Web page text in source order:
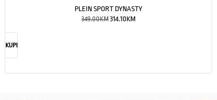
PLEIN SPORT DYNASTY
349.00KM314.10KM
KUPI